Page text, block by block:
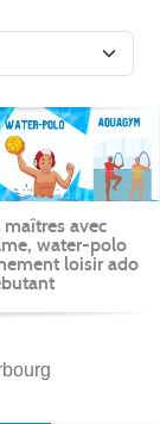
avec
water-polo
loisir ado